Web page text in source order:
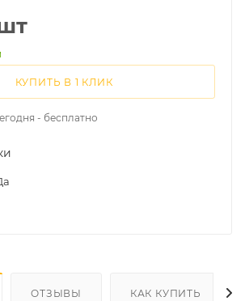
КУПИТЬ В 1 КЛИК
- бесплатно
ОТЗЫВЫ КАК КУПИТЬ